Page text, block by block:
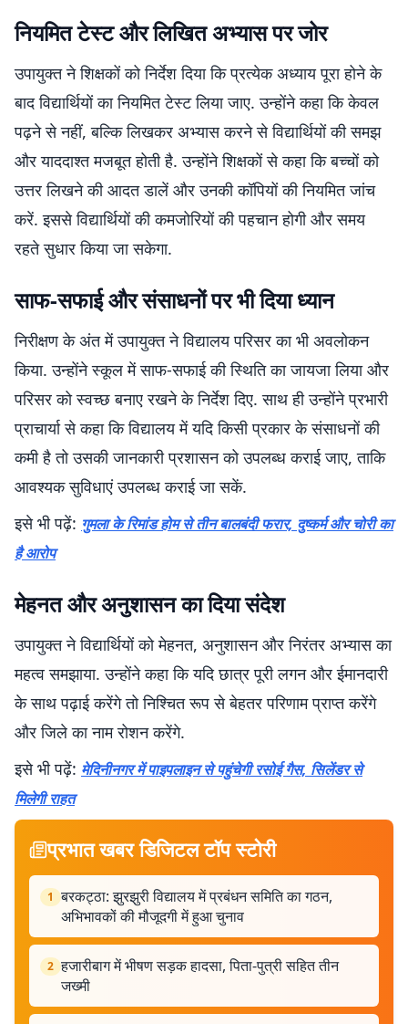
नियमित टेस्ट और लिखित अभ्यास पर जोर
उपायुक्त ने शिक्षकों को निर्देश दिया कि प्रत्येक अध्याय पूरा होने के
बाद विद्यार्थियों का नियमित टेस्ट लिया जाए. उन्होंने कहा कि केवल
पढ़ने से नहीं, बल्कि लिखकर अभ्यास करने से विद्यार्थियों की समझ
और याददाश्त मजबूत होती है. उन्होंने शिक्षकों से कहा कि बच्चों को
उत्तर लिखने की आदत डालें और उनकी कॉपियों की नियमित जांच
करें. इससे विद्यार्थियों की कमजोरियों की पहचान होगी और समय
रहते सुधार किया जा सकेगा.
साफ-सफाई और संसाधनों पर भी दिया ध्यान
निरीक्षण के अंत में उपायुक्त ने विद्यालय परिसर का भी अवलोकन
किया. उन्होंने स्कूल में साफ-सफाई की स्थिति का जायजा लिया और
परिसर को स्वच्छ बनाए रखने के निर्देश दिए. साथ ही उन्होंने प्रभारी
प्राचार्या से कहा कि विद्यालय में यदि किसी प्रकार के संसाधनों की
कमी है तो उसकी जानकारी प्रशासन को उपलब्ध कराई जाए, ताकि
आवश्यक सुविधाएं उपलब्ध कराई जा सकें.
इसे भी पढ़ें: गुमला के रिमांड होम से तीन बालबंदी फरार, दुष्कर्म और चोरी का
है आरोप
मेहनत और अनुशासन का दिया संदेश
उपायुक्त ने विद्यार्थियों को मेहनत, अनुशासन और निरंतर अभ्यास का
महत्व समझाया. उन्होंने कहा कि यदि छात्र पूरी लगन और ईमानदारी
के साथ पढ़ाई करेंगे तो निश्चित रूप से बेहतर परिणाम प्राप्त करेंगे
और जिले का नाम रोशन करेंगे.
इसे भी पढ़ें: मेदिनीनगर में पाइपलाइन से पहुंचेगी रसोई गैस, सिलेंडर से
मिलेगी राहत
प्रभात खबर डिजिटल टॉप स्टोरी
1 बरकट्ठा: झुरझुरी विद्यालय में प्रबंधन समिति का गठन,
अभिभावकों की मौजूदगी में हुआ चुनाव
2 हजारीबाग में भीषण सड़क हादसा, पिता-पुत्री सहित तीन
जख्मी